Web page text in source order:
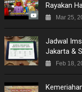
MOVIES
MUSIC
PICTURES
Rayakan
Mar 25,
Jadwal
Jakarta &
Feb 18,